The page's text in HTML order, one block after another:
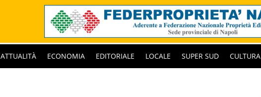
ATTUALITÀ ECONOMIA EDITORIALE LOCALE SUPER SUD CULTURA